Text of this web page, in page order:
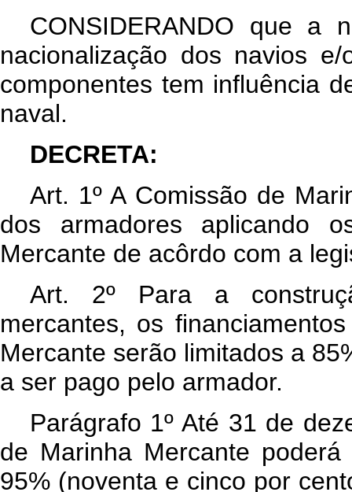
CONSIDERANDO que a
nacionalização dos navios
componentes tem influência
naval.
DECRETA:
Art. 1º A Comissão de
dos armadores aplicando
Mercante de acôrdo com a
Art. 2º Para a
mercantes, os
Mercante serão limitados a
a ser pago pelo armador.
Parágrafo 1º Até 31 de
de Marinha Mercante
95% (noventa e cinco por